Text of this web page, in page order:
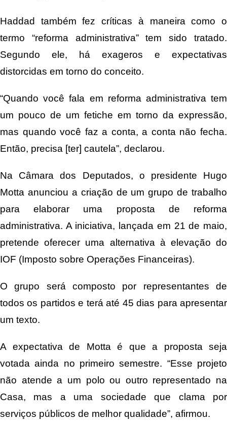
Haddad também fez críticas à maneira como o
termo “reforma administrativa” tem sido tratado.
Segundo ele, há exageros e expectativas
distorcidas em torno do conceito.
“Quando você fala em reforma administrativa tem
um pouco de um fetiche em torno da expressão,
mas quando você faz a conta, a conta não fecha.
Então, precisa [ter] cautela”, declarou.
Na Câmara dos Deputados, o presidente Hugo
Motta anunciou a criação de um grupo de trabalho
para elaborar uma proposta de reforma
administrativa. A iniciativa, lançada em 21 de maio,
pretende oferecer uma alternativa à elevação do
IOF (Imposto sobre Operações Financeiras).
O grupo será composto por representantes de
todos os partidos e terá até 45 dias para apresentar
um texto.
A expectativa de Motta é que a proposta seja
votada ainda no primeiro semestre. “Esse projeto
não atende a um polo ou outro representado na
Casa, mas a uma sociedade que clama por
serviços públicos de melhor qualidade”, afirmou.